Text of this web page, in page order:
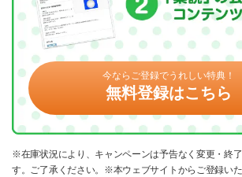
今ならご登録でうれしい特典！
無料登録はこちら
※在庫状況により、キャンペーンは予告なく変更・終
す。ご了承ください。※本ウェブサイトからご登録い